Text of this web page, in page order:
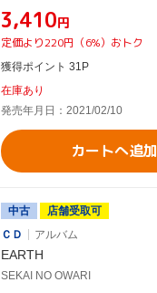
¥3,410円
定価より220円（6%）おトク
獲得ポイント 31P
在庫あり
発売年月日：2021/02/10
カートへ追加
中古
店舗受取可
ＣＤ
アルバム
EARTH
SEKAI NO OWARI